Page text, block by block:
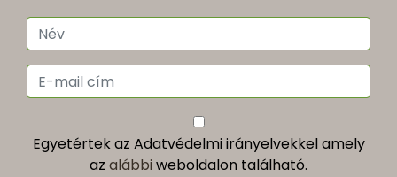
Egyetértek az Adatvédelmi irányelvekkel amely
az alábbi weboldalon található.